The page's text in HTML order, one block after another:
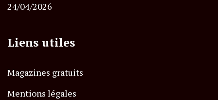
24/04/2026
Liens utiles
Magazines gratuits
Mentions légales